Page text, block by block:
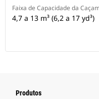
Faixa de Capacidade da
4,7 a 13 m³ (6,2 a 17 yd³)
Produtos